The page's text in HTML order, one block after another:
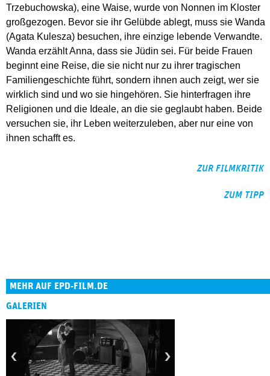
Trzebuchowska), eine Waise, wurde von Nonnen im Kloster
großgezogen. Bevor sie ihr Gelübde ablegt, muss sie Wanda
(Agata Kulesza) besuchen, ihre einzige lebende Verwandte.
Wanda erzählt Anna, dass sie Jüdin sei. Für beide Frauen
beginnt eine Reise, die sie nicht nur zu ihrer tragischen
Familiengeschichte führt, sondern ihnen auch zeigt, wer sie
wirklich sind und wo sie hingehören. Sie hinterfragen ihre
Religionen und die Ideale, an die sie geglaubt haben. Beide
versuchen sie, ihr Leben weiterzuleben, aber nur eine von
ihnen schafft es.
ZUR FILMKRITIK
ZUM TIPP
MEHR AUF EPD-FILM.DE
GALERIEN